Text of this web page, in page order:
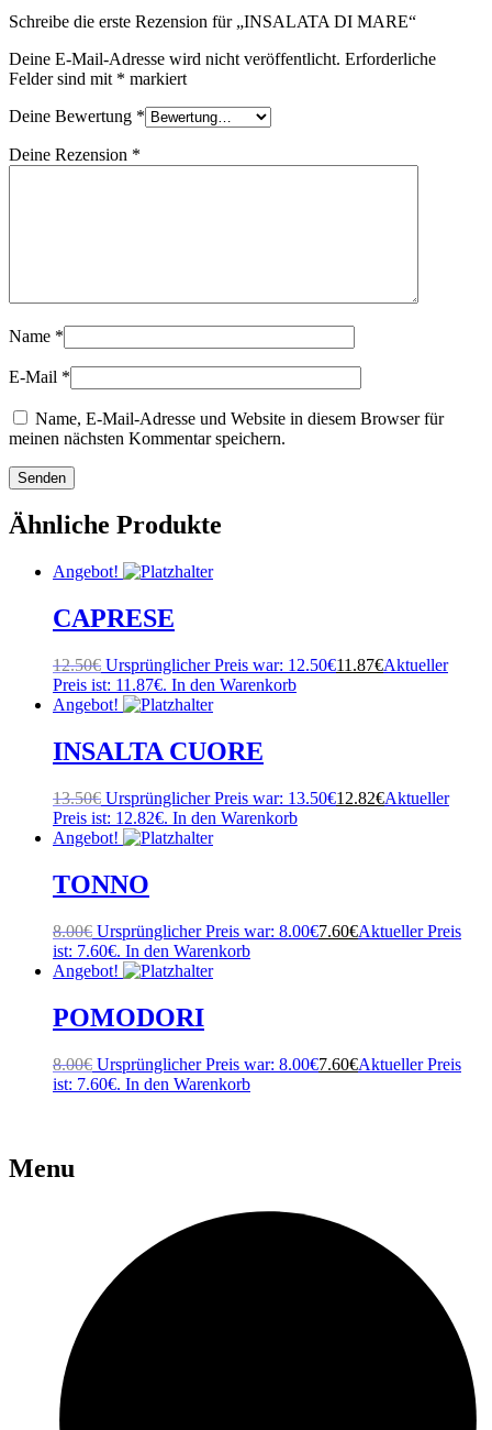
Schreibe die erste Rezension für „INSALATA DI MARE“
Deine E-Mail-Adresse wird nicht veröffentlicht. Erforderliche
Felder sind mit * markiert
Deine Bewertung *
Deine Rezension *
Name *
E-Mail *
Name, E-Mail-Adresse und Website in diesem Browser für
meinen nächsten Kommentar speichern.
Ähnliche Produkte
Angebot!
CAPRESE
12.50€ Ursprünglicher Preis war: 12.50€11.87€Aktueller
Preis ist: 11.87€. In den Warenkorb
Angebot!
INSALTA CUORE
13.50€ Ursprünglicher Preis war: 13.50€12.82€Aktueller
Preis ist: 12.82€. In den Warenkorb
Angebot!
TONNO
8.00€ Ursprünglicher Preis war: 8.00€7.60€Aktueller Preis
ist: 7.60€. In den Warenkorb
Angebot!
POMODORI
8.00€ Ursprünglicher Preis war: 8.00€7.60€Aktueller Preis
ist: 7.60€. In den Warenkorb
Menu